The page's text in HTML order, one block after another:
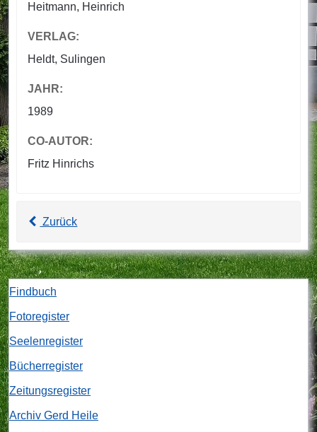
Heitmann, Heinrich
VERLAG:
Heldt, Sulingen
JAHR:
1989
CO-AUTOR:
Fritz Hinrichs
Zurück
Findbuch
Fotoregister
Seelenregister
Bücherregister
Zeitungsregister
Archiv Gerd Heile